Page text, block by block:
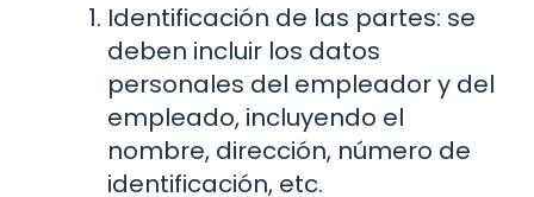
Identificación de las partes: se
deben incluir los datos
personales del empleador y del
empleado, incluyendo el
nombre, dirección, número de
identificación, etc.